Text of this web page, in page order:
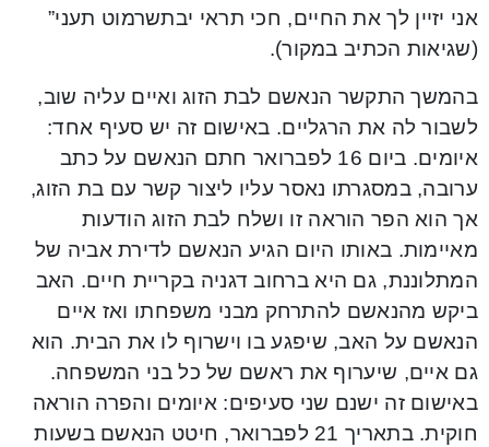
אני יזיין לך את החיים, חכי תראי יבתשרמוט תעני”
(שגיאות הכתיב במקור).
בהמשך התקשר הנאשם לבת הזוג ואיים עליה שוב,
לשבור לה את הרגליים. באישום זה יש סעיף אחד:
איומים. ביום 16 לפברואר חתם הנאשם על כתב
ערובה, במסגרתו נאסר עליו ליצור קשר עם בת הזוג,
אך הוא הפר הוראה זו ושלח לבת הזוג הודעות
מאיימות. באותו היום הגיע הנאשם לדירת אביה של
המתלוננת, גם היא ברחוב דגניה בקריית חיים. האב
ביקש מהנאשם להתרחק מבני משפחתו ואז איים
הנאשם על האב, שיפגע בו וישרוף לו את הבית. הוא
גם איים, שיערוף את ראשם של כל בני המשפחה.
באישום זה ישנם שני סעיפים: איומים והפרה הוראה
חוקית. בתאריך 21 לפברואר, חיטט הנאשם בשעות